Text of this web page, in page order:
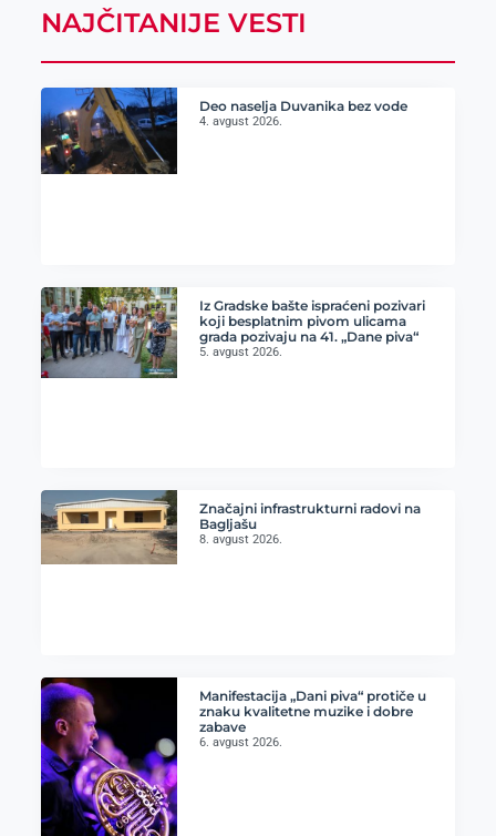
NAJČITANIJE VESTI
Deo naselja Duvanika bez vode
4. avgust 2026.
Iz Gradske bašte ispraćeni pozivari
koji besplatnim pivom ulicama
grada pozivaju na 41. „Dane piva“
5. avgust 2026.
Značajni infrastrukturni radovi na
Bagljašu
8. avgust 2026.
Manifestacija „Dani piva“ protiče u
znaku kvalitetne muzike i dobre
zabave
6. avgust 2026.